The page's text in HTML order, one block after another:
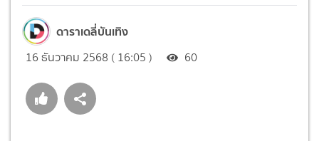
ดาราเดลี่บันเทิง
16 ธันวาคม 2568 ( 16:05 ) 60